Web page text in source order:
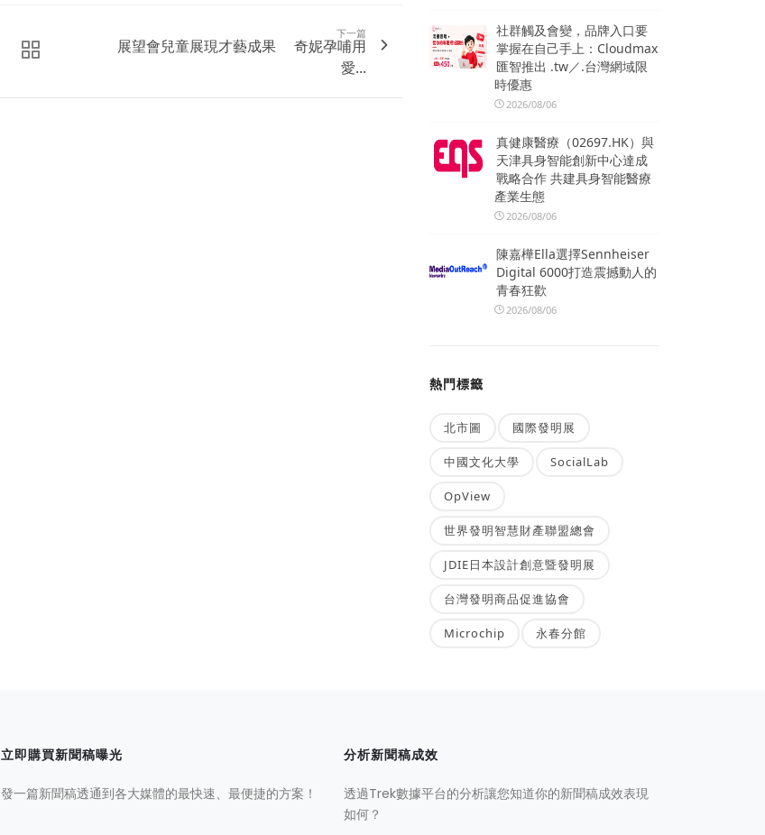
下一篇
展望會兒童展現才藝成果 奇妮孕哺用
愛...
社群觸及會變，品牌入口要
掌握在自己手上：Cloudmax
匯智推出 .tw／.台灣網域限
時優惠
2026/08/06
真健康醫療（02697.HK）與
天津具身智能創新中心達成
戰略合作 共建具身智能醫療
產業生態
2026/08/06
陳嘉樺Ella選擇Sennheiser
Digital 6000打造震撼動人的
青春狂歡
2026/08/06
熱門標籤
北市圖 國際發明展
中國文化大學 SocialLab
OpView
世界發明智慧財產聯盟總會
JDIE日本設計創意暨發明展
台灣發明商品促進協會
Microchip 永春分館
立即購買新聞稿曝光
發一篇新聞稿透通到各大媒體的最快速、最便捷的方案！
分析新聞稿成效
透過Trek數據平台的分析讓您知道你的新聞稿成效表現
如何？